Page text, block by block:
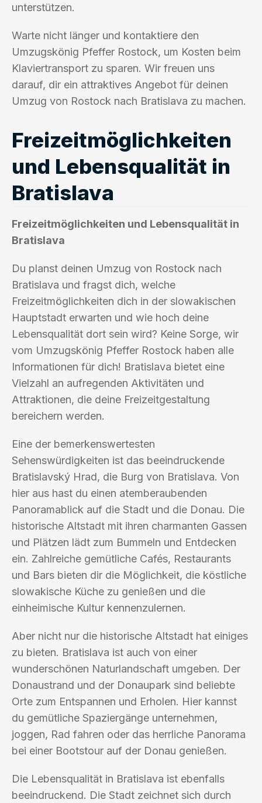
unterstützen.
Warte nicht länger und kontaktiere den
Umzugskönig Pfeffer Rostock, um Kosten beim
Klaviertransport zu sparen. Wir freuen uns
darauf, dir ein attraktives Angebot für deinen
Umzug von Rostock nach Bratislava zu machen.
Freizeitmöglichkeiten
und Lebensqualität in
Bratislava
Freizeitmöglichkeiten und Lebensqualität in
Bratislava
Du planst deinen Umzug von Rostock nach
Bratislava und fragst dich, welche
Freizeitmöglichkeiten dich in der slowakischen
Hauptstadt erwarten und wie hoch deine
Lebensqualität dort sein wird? Keine Sorge, wir
vom Umzugskönig Pfeffer Rostock haben alle
Informationen für dich! Bratislava bietet eine
Vielzahl an aufregenden Aktivitäten und
Attraktionen, die deine Freizeitgestaltung
bereichern werden.
Eine der bemerkenswertesten
Sehenswürdigkeiten ist das beeindruckende
Bratislavský Hrad, die Burg von Bratislava. Von
hier aus hast du einen atemberaubenden
Panoramablick auf die Stadt und die Donau. Die
historische Altstadt mit ihren charmanten Gassen
und Plätzen lädt zum Bummeln und Entdecken
ein. Zahlreiche gemütliche Cafés, Restaurants
und Bars bieten dir die Möglichkeit, die köstliche
slowakische Küche zu genießen und die
einheimische Kultur kennenzulernen.
Aber nicht nur die historische Altstadt hat einiges
zu bieten. Bratislava ist auch von einer
wunderschönen Naturlandschaft umgeben. Der
Donaustrand und der Donaupark sind beliebte
Orte zum Entspannen und Erholen. Hier kannst
du gemütliche Spaziergänge unternehmen,
joggen, Rad fahren oder das herrliche Panorama
bei einer Bootstour auf der Donau genießen.
Die Lebensqualität in Bratislava ist ebenfalls
beeindruckend. Die Stadt zeichnet sich durch